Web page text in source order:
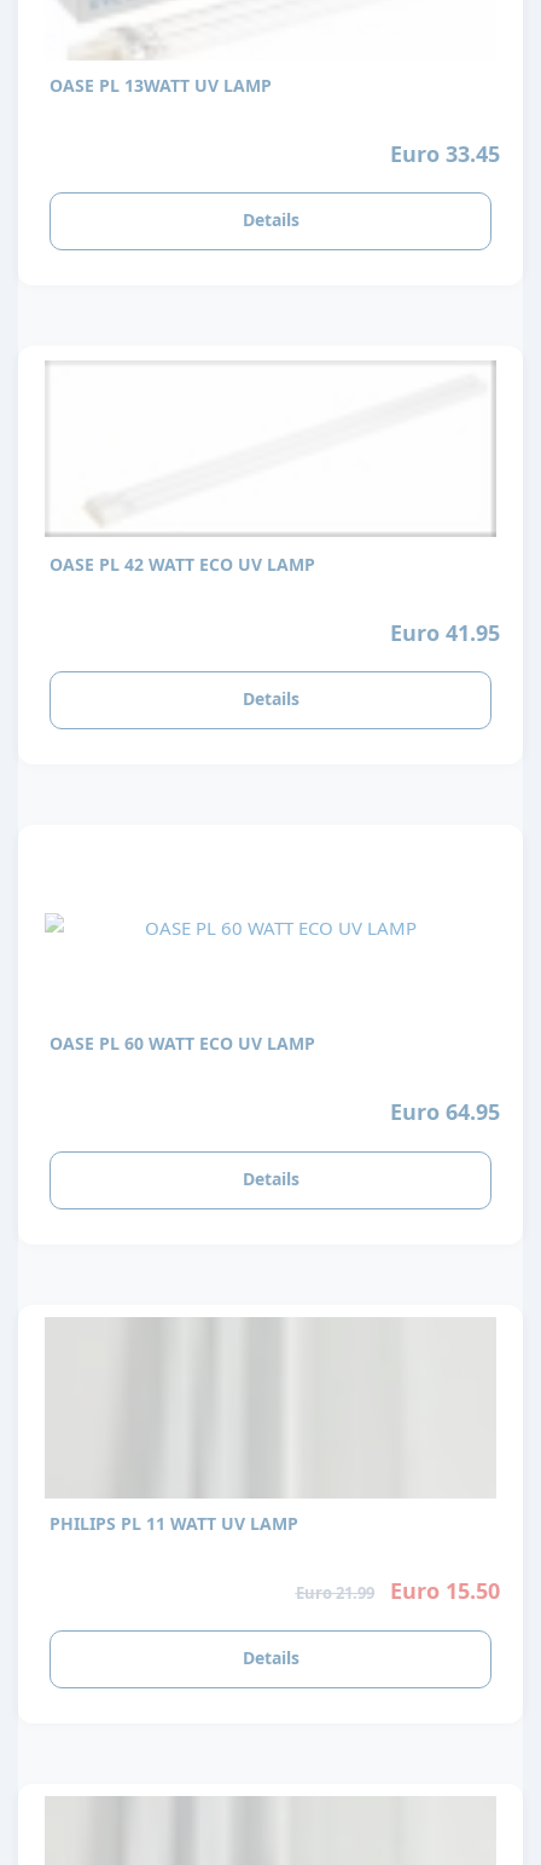
OASE PL 13WATT UV LAMP
Euro 33.45
Details
OASE PL 42 WATT ECO UV LAMP
Euro 41.95
Details
OASE PL 60 WATT ECO UV LAMP
Euro 64.95
Details
PHILIPS PL 11 WATT UV LAMP
Euro 21.99 Euro 15.50
Details